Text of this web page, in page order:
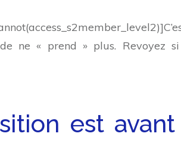
ne « prend » plus. Revoyez si
est